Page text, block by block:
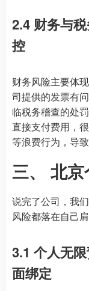
2.4 财务与
控
财务风险主要体
司提供的发票有
临税务稽查的处
直接支付费用，
等浪费行为，导
三、 北
说完了公司，我
风险都落在自己
3.1 个人无
面绑定